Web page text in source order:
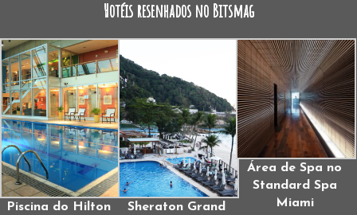
Hotéis resenhados no Bitsmag
Piscina do Hilton
Sheraton Grand
Área de Spa no
Standard Spa
Miami